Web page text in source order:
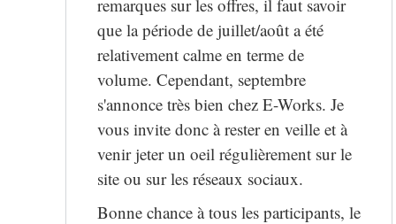
remarques sur les offres, il faut savoir
que la période de juillet/août a été
relativement calme en terme de
volume. Cependant, septembre
s'annonce très bien chez E-Works. Je
vous invite donc à rester en veille et à
venir jeter un oeil régulièrement sur le
site ou sur les réseaux sociaux.
Bonne chance à tous les participants, le